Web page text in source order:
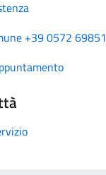
+39 0572 69851